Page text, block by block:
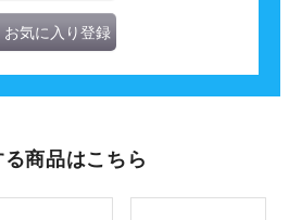
お気に入り登録
る商品はこちら